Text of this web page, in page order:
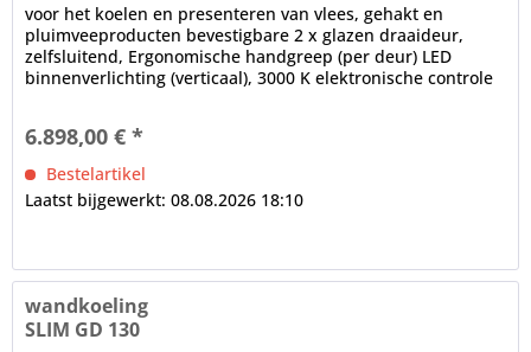
voor het koelen en presenteren van vlees, gehakt en
pluimveeproducten bevestigbare 2 x glazen draaideur,
zelfsluitend, Ergonomische handgreep (per deur) LED
binnenverlichting (verticaal), 3000 K elektronische controle
6.898,00 € *
Bestelartikel
Laatst bijgewerkt: 08.08.2026 18:10
wandkoeling
SLIM GD 130